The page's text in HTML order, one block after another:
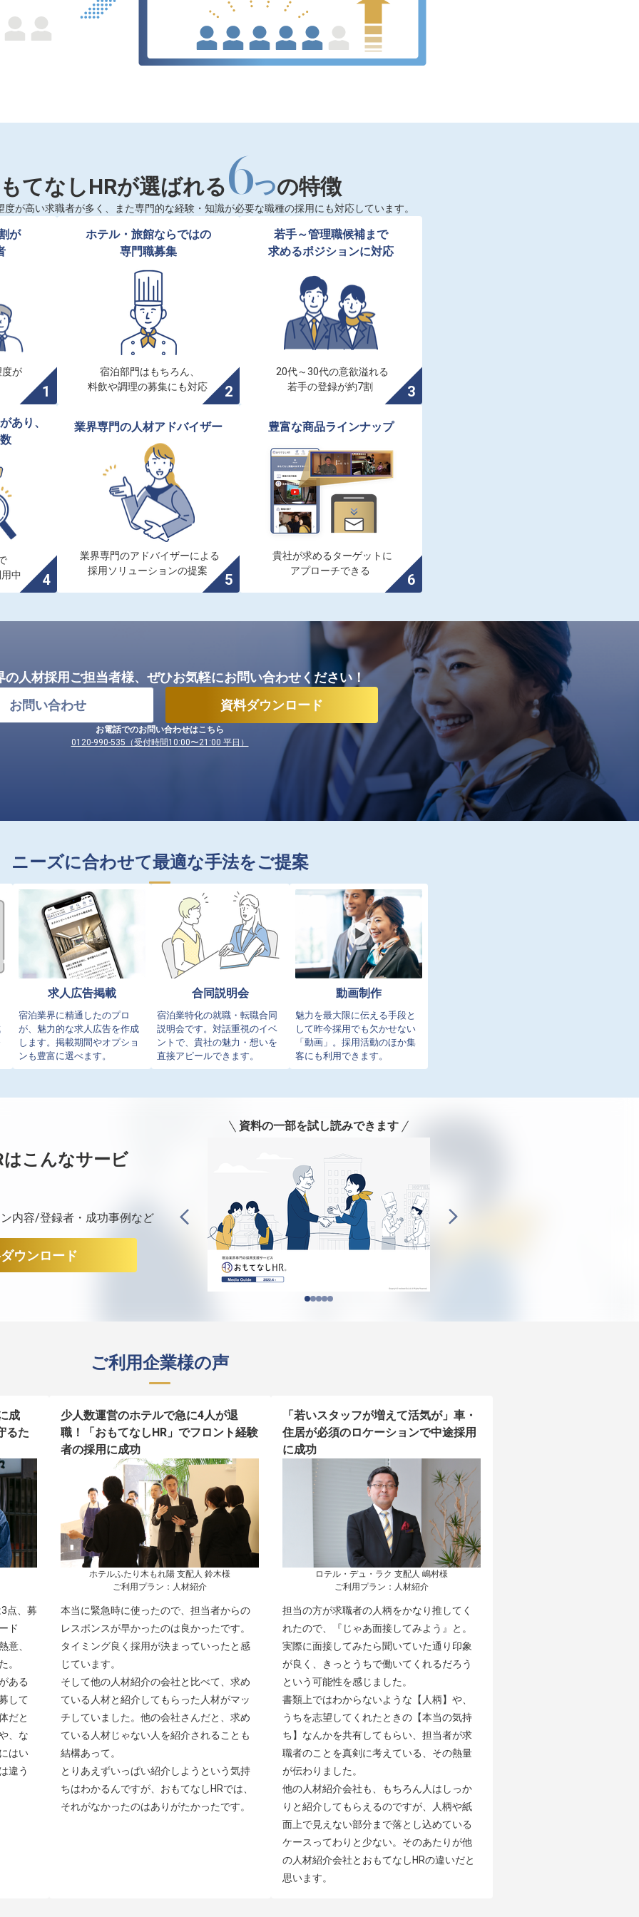
てなしHRが選ばれる6つの特徴
が高い求職者が多く、また専門的な経験・知識が必要な職種の採用にも対応しています。
が
が
ホテル・旅館ならではの
専門職募集
宿泊部門はもちろん、
料飲や調理の募集にも対応
若手～管理職候補まで
求めるポジションに対応
20代～30代の意欲溢れる
若手の登録が約7割
あり、
中
業界専門の人材アドバイザー
業界専門のアドバイザーによる
採用ソリューションの提案
豊富な商品ラインナップ
貴社が求めるターゲットに
アプローチできる
の人材採用ご担当者様、 ぜひお気軽にお問い合わせください！
お問い合わせ
資料ダウンロード
お電話でのお問い合わせはこちら
0120-990-535（受付時間10:00〜21:00 平日）
ニーズに合わせて最適な手法をご提案
求人広告掲載
宿泊業界に精通したのプロ
が、魅力的な求人広告を作成
します。掲載期間やオプショ
ンも豊富に選べます。
合同説明会
宿泊業特化の就職・転職合同
説明会です。対話重視のイベ
ントで、貴社の魅力・想いを
直接アピールできます。
動画制作
魅力を最大限に伝える手段と
して昨今採用でも欠かせない
「動画」。採用活動のほか集
客にも利用できます。
はこんなサービ
内容/登録者・成功事例など
資料の一部を試し読みできます
ウンロード
ご利用企業様の声
成
るた
点、募
ド
意、
。
ある
して
だと
、な
はい
違う
少人数運営のホテルで急に4人が退
職！「おもてなしHR」でフロント経験
者の採用に成功
ホテルふたり木もれ陽 支配人 鈴木様
ご利用プラン：人材紹介
本当に緊急時に使ったので、担当者からの
レスポンスが早かったのは良かったです。
タイミング良く採用が決まっていったと感
じています。
そして他の人材紹介の会社と比べて、求め
ている人材と紹介してもらった人材がマッ
チしていました。他の会社さんだと、求め
ている人材じゃない人を紹介されることも
結構あって。
とりあえずいっぱい紹介しようという気持
ちはわかるんですが、おもてなしHRでは、
それがなかったのはありがたかったです。
「若いスタッフが増えて活気が」車・
住居が必須のロケーションで中途採用
に成功
ロテル・デュ・ラク 支配人 嶋村様
ご利用プラン：人材紹介
担当の方が求職者の人柄をかなり推してく
れたので、『じゃあ面接してみよう』と。
実際に面接してみたら聞いていた通り印象
が良く、きっとうちで働いてくれるだろう
という可能性を感じました。
書類上ではわからないような【人柄】や、
うちを志望してくれたときの【本当の気持
ち】なんかを共有してもらい、担当者が求
職者のことを真剣に考えている、その熱量
が伝わりました。
他の人材紹介会社も、もちろん人はしっか
りと紹介してもらえるのですが、人柄や紙
面上で見えない部分まで落とし込めている
ケースってわりと少ない。そのあたりが他
の人材紹介会社とおもてなしHRの違いだと
思います。